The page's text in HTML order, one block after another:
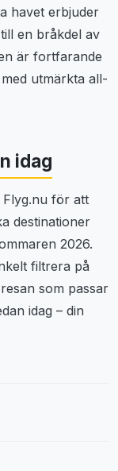
havet erbjuder
en bråkdel av
är fortfarande
utmärkta all-
idag
Flyg.nu för att
destinationer
2026.
filtrera på
som passar
idag – din